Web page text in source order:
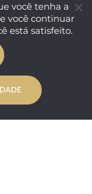
você tenha a
você continuar
está satisfeito.